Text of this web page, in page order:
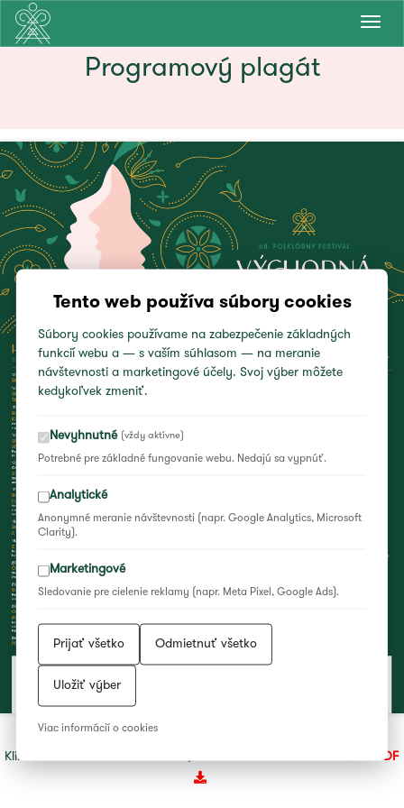
Programový plagát
Programový plagát
Kliknite na obrázok a zväčšite ho, alebo si ho stiahnite vo formáte PDF
Tento web používa súbory cookies
Súbory cookies používame na zabezpečenie základných
funkcií webu a — s vaším súhlasom — na meranie
návštevnosti a marketingové účely. Svoj výber môžete
kedykoľvek zmeniť.
Nevyhnutné (vždy aktívne)
Potrebné pre základné fungovanie webu. Nedajú sa vypnúť.
Analytické
Anonymné meranie návštevnosti (napr. Google Analytics, Microsoft
Clarity).
Marketingové
Sledovanie pre cielenie reklamy (napr. Meta Pixel, Google Ads).
Prijať všetko Odmietnuť všetko
Uložiť výber
Viac informácií o cookies